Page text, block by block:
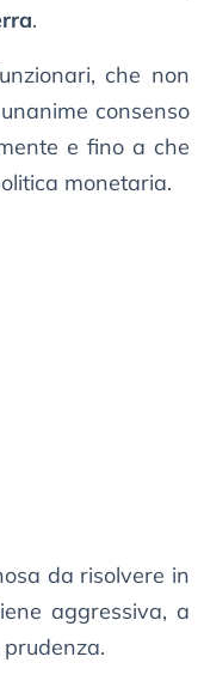
.
che non
consenso
e fino a che
monetaria.
da risolvere in
aggressiva, a